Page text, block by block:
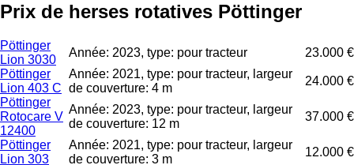
Prix de herses rotatives Pöttinger
Pöttinger
Lion 3030
Année: 2023, type: pour tracteur
23.000 €
Pöttinger
Lion 403 C
Année: 2021, type: pour tracteur, largeur
de couverture: 4 m
24.000 €
Pöttinger
Rotocare V
12400
Année: 2023, type: pour tracteur, largeur
de couverture: 12 m
37.000 €
Pöttinger
Lion 303
Année: 2021, type: pour tracteur, largeur
de couverture: 3 m
12.000 €